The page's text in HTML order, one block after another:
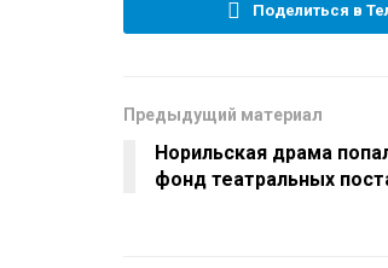
Поделиться в
Предыдущий материал
Норильская драма
фонд театральных